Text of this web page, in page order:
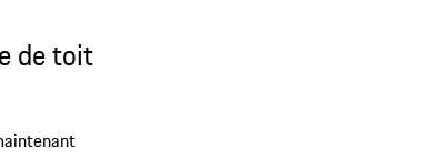
de toit